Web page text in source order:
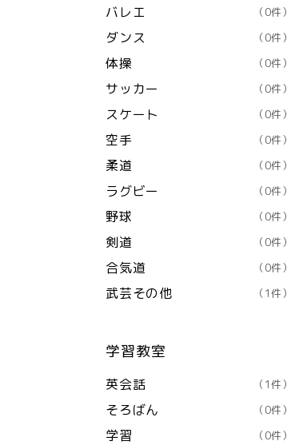
バレエ （0件）
ダンス （0件）
体操 （0件）
サッカー （0件）
スケート （0件）
空手 （0件）
柔道 （0件）
ラグビー （0件）
野球 （0件）
剣道 （0件）
合気道 （0件）
武芸その他 （1件）
学習教室
英会話 （1件）
そろばん （0件）
学習 （0件）